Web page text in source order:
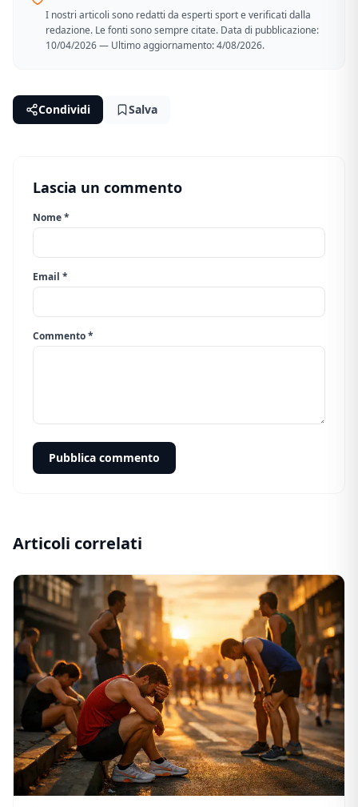
I nostri articoli sono redatti da esperti sport e verificati dalla
redazione. Le fonti sono sempre citate. Data di pubblicazione:
10/04/2026 — Ultimo aggiornamento: 4/08/2026.
Condividi Salva
Lascia un commento
Nome *
Email *
Commento *
Pubblica commento
Articoli correlati